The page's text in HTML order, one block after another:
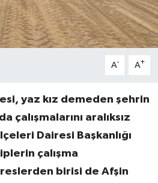
A- A+
yaz kız demeden şehrin
çalışmalarını aralıksız
Dairesi Başkanlığı
çalışma
birisi de Afşin